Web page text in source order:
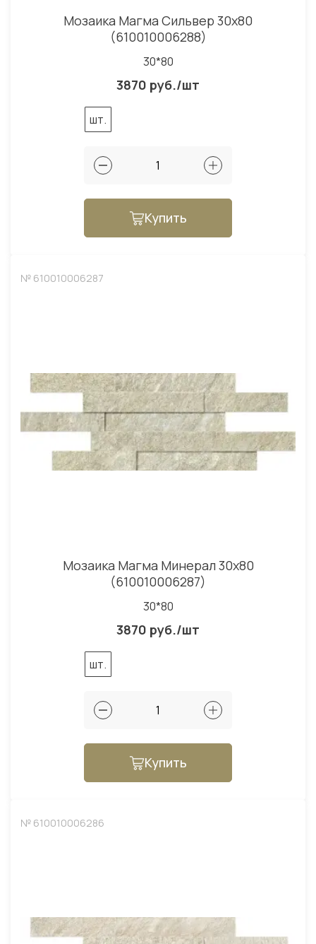
Мозаика Магма Сильвер 30x80
(610010006288)
30*80
3870 руб./шт
шт.
Купить
№ 610010006287
Мозаика Магма Минерал 30x80
(610010006287)
30*80
3870 руб./шт
шт.
Купить
№ 610010006286